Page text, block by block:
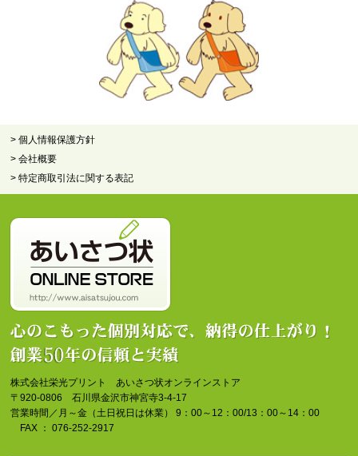
> 個人情報保護方針
> 会社概要
> 特定商取引法に関する表記
株式会社栄光プリント あいさつ状オンラインストア
〒920-0806 石川県金沢市神宮寺3-4-17
営業時間／月～金（土日祝日は休業） 9：00～12：00/13：00～14：00
FAX ： 076-252-2917